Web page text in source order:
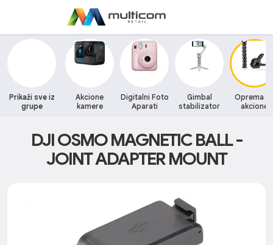
Prikaži sve iz
grupe
Akcione
kamere
Digitalni Foto
Aparati
Gimbal
stabilizator
Oprema
akcione
DJI OSMO MAGNETIC BALL -
JOINT ADAPTER MOUNT